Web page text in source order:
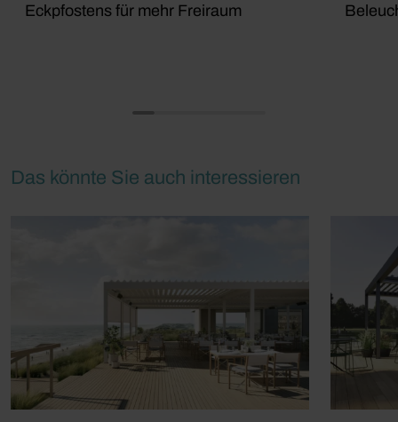
Eckpfostens für mehr Freiraum
Das könnte Sie auch interessieren